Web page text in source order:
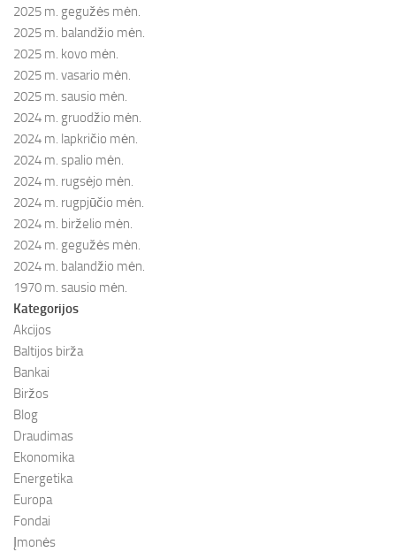
2025 m. gegužės mėn.
2025 m. balandžio mėn.
2025 m. kovo mėn.
2025 m. vasario mėn.
2025 m. sausio mėn.
2024 m. gruodžio mėn.
2024 m. lapkričio mėn.
2024 m. spalio mėn.
2024 m. rugsėjo mėn.
2024 m. rugpjūčio mėn.
2024 m. birželio mėn.
2024 m. gegužės mėn.
2024 m. balandžio mėn.
1970 m. sausio mėn.
Kategorijos
Akcijos
Baltijos birža
Bankai
Biržos
Blog
Draudimas
Ekonomika
Energetika
Europa
Fondai
Įmonės